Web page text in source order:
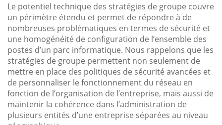
Le potentiel technique des stratégies de groupe couvre
un périmètre étendu et permet de répondre à de
nombreuses problématiques en termes de sécurité et
une homogénéité de configuration de l’ensemble des
postes d’un parc informatique. Nous rappelons que les
stratégies de groupe permettent non seulement de
mettre en place des politiques de sécurité avancées et
de personnaliser le fonctionnement du réseau en
fonction de l’organisation de l’entreprise, mais aussi de
maintenir la cohérence dans l’administration de
plusieurs entités d’une entreprise séparées au niveau